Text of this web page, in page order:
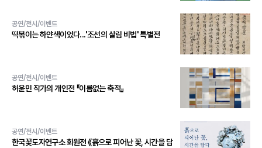
공연/전시/이벤트
떡볶이는 하얀색이었다...'조선의 살림 비법' 특별전
공연/전시/이벤트
허윤민 작가의 개인전 『이름없는 축적』
공연/전시/이벤트
한국꽃도자연구소 회원전 《흙으로 피어난 꽃, 시간을 담